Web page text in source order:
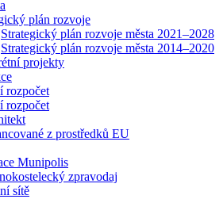
plán rozvoje
Strategický plán rozvoje města 2021–2028
Strategický plán rozvoje města 2014–2020
projekty
rozpočet
rozpočet
z prostředků EU
Munipolis
zpravodaj
sítě